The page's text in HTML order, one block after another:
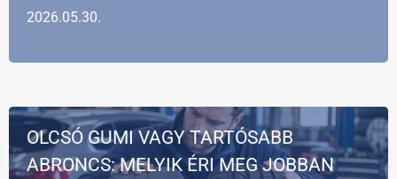
2026.05.30.
OLCSÓ GUMI VAGY TARTÓSABB
ABRONCS: MELYIK ÉRI MEG JOBBAN